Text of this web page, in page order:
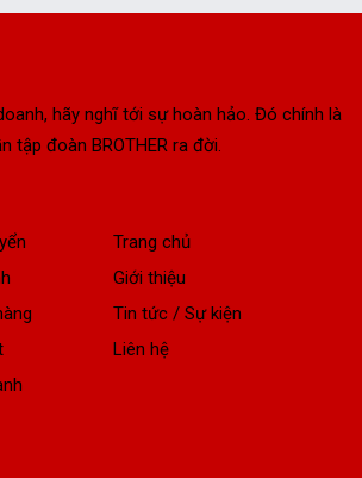
hãy nghĩ tới sự hoàn hảo. Đó chính là
tập đoàn BROTHER ra đời.
Trang chủ
Giới thiệu
Tin tức / Sự kiện
Liên hệ